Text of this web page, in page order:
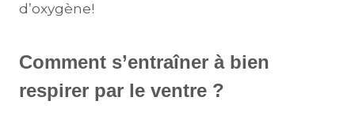
d’oxygène!
Comment s’entraîner à bien
respirer par le ventre ?